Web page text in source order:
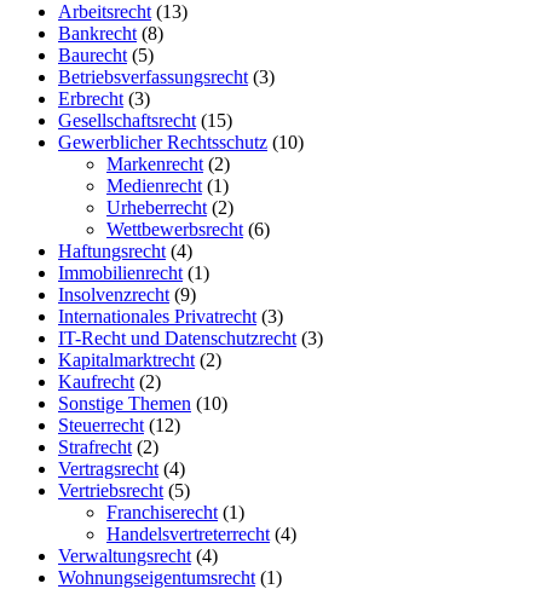
Arbeitsrecht (13)
Bankrecht (8)
Baurecht (5)
Betriebsverfassungsrecht (3)
Erbrecht (3)
Gesellschaftsrecht (15)
Gewerblicher Rechtsschutz (10)
Markenrecht (2)
Medienrecht (1)
Urheberrecht (2)
Wettbewerbsrecht (6)
Haftungsrecht (4)
Immobilienrecht (1)
Insolvenzrecht (9)
Internationales Privatrecht (3)
IT-Recht und Datenschutzrecht (3)
Kapitalmarktrecht (2)
Kaufrecht (2)
Sonstige Themen (10)
Steuerrecht (12)
Strafrecht (2)
Vertragsrecht (4)
Vertriebsrecht (5)
Franchiserecht (1)
Handelsvertreterrecht (4)
Verwaltungsrecht (4)
Wohnungseigentumsrecht (1)